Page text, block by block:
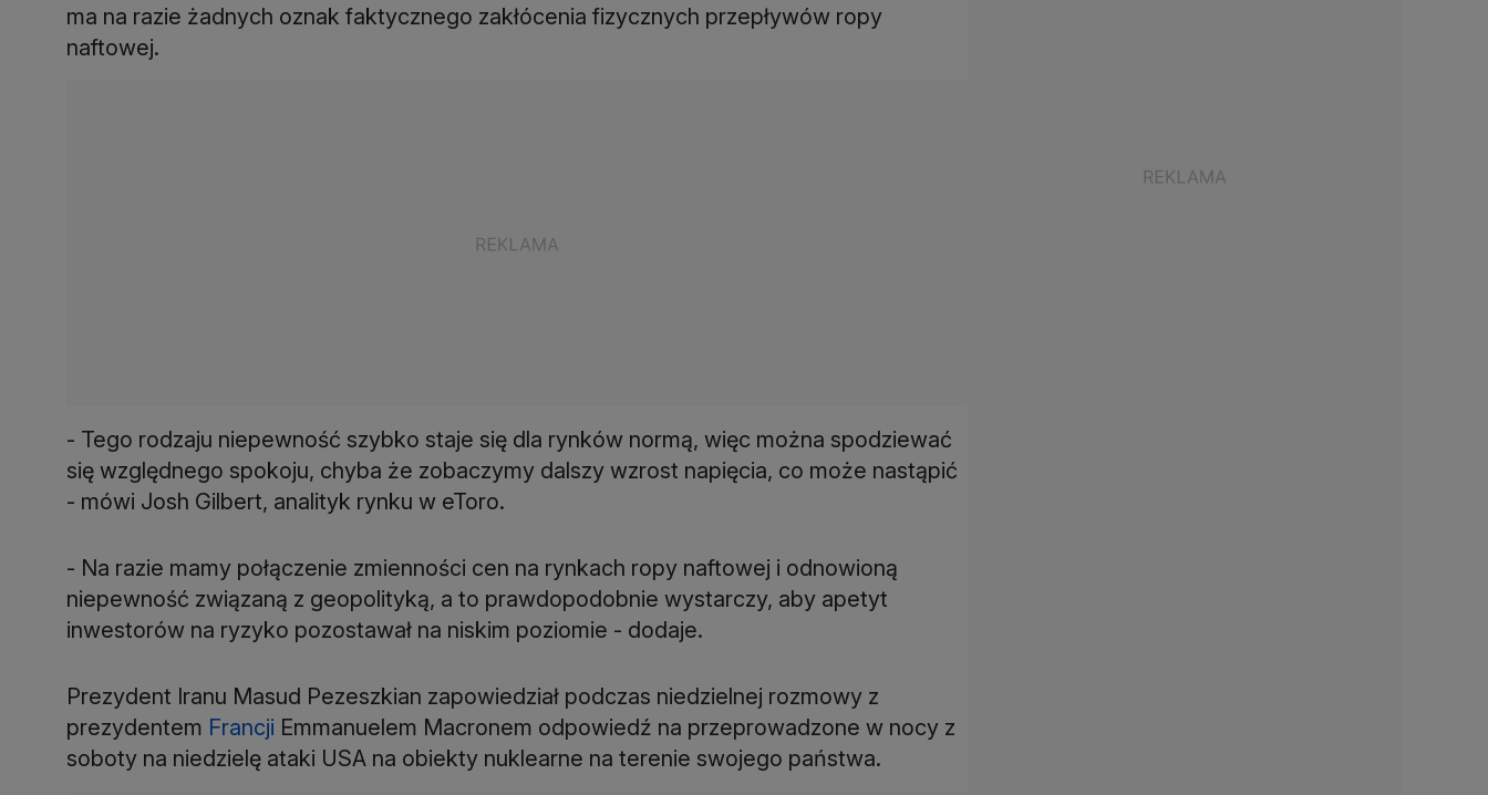
ma na razie żadnych oznak faktycznego zakłócenia fizycznych przepływów ropy
naftowej.
- Tego rodzaju niepewność szybko staje się dla rynków normą, więc można spodziewać
się względnego spokoju, chyba że zobaczymy dalszy wzrost napięcia, co może nastąpić
- mówi Josh Gilbert, analityk rynku w eToro.
- Na razie mamy połączenie zmienności cen na rynkach ropy naftowej i odnowioną
niepewność związaną z geopolityką, a to prawdopodobnie wystarczy, aby apetyt
inwestorów na ryzyko pozostawał na niskim poziomie - dodaje.
Prezydent Iranu Masud Pezeszkian zapowiedział podczas niedzielnej rozmowy z
prezydentem Francji Emmanuelem Macronem odpowiedź na przeprowadzone w nocy z
soboty na niedzielę ataki USA na obiekty nuklearne na terenie swojego państwa.